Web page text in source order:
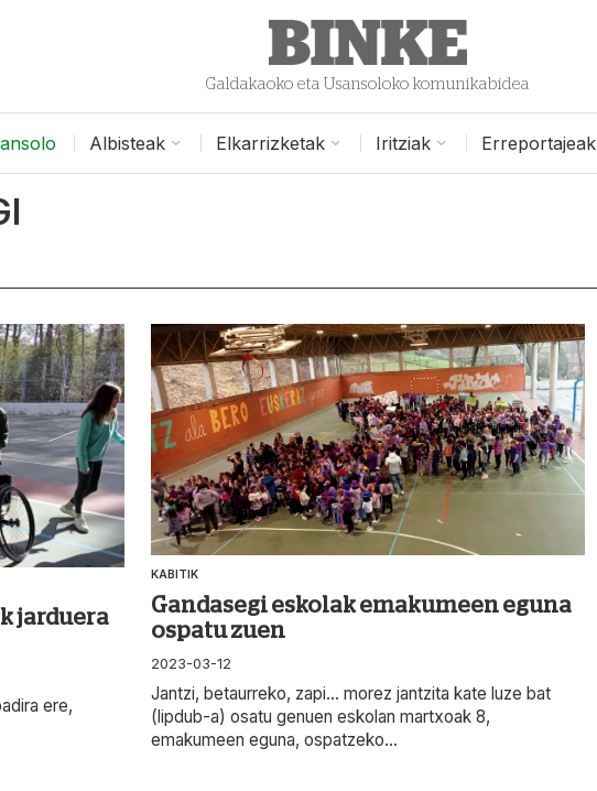
Galdakaoko eta Usansoloko komunikabidea
Albisteak Elkarrizketak Iritziak Erreportajeak
jarduera
ere,
KABITIK
Gandasegi eskolak emakumeen eguna
ospatu zuen
2023-03-12
Jantzi, betaurreko, zapi… morez jantzita kate luze bat
(lipdub-a) osatu genuen eskolan martxoak 8,
emakumeen eguna, ospatzeko...